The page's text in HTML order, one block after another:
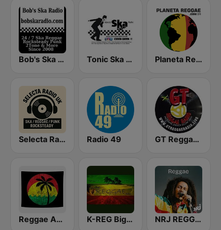
Bob's Ska Radio Tonic Ska Radio Planeta Reggae
Selecta Radio UK – Ska - Punk - Reggae - Rocksteady Radio 49 GT Reggae Radio
Reggae Ambassadors Radio K-REG Big Reggae Mix NRJ REGGAE